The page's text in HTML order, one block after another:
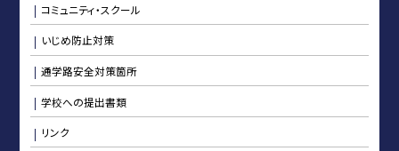
コミュニティ・スクール
いじめ防止対策
通学路安全対策箇所
学校への提出書類
リンク